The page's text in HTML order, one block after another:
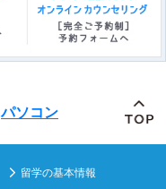
パソコン
留学の基本情報